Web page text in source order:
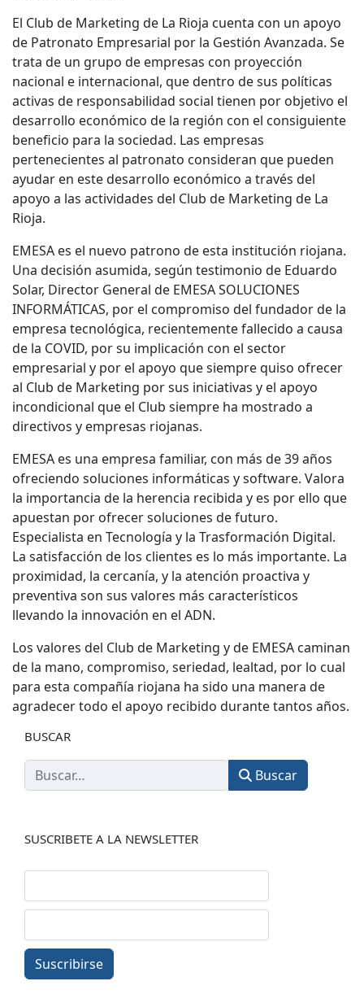
El Club de Marketing de La Rioja cuenta con un apoyo
de Patronato Empresarial por la Gestión Avanzada. Se
trata de un grupo de empresas con proyección
nacional e internacional, que dentro de sus políticas
activas de responsabilidad social tienen por objetivo el
desarrollo económico de la región con el consiguiente
beneficio para la sociedad. Las empresas
pertenecientes al patronato consideran que pueden
ayudar en este desarrollo económico a través del
apoyo a las actividades del Club de Marketing de La
Rioja.
EMESA es el nuevo patrono de esta institución riojana.
Una decisión asumida, según testimonio de Eduardo
Solar, Director General de EMESA SOLUCIONES
INFORMÁTICAS, por el compromiso del fundador de la
empresa tecnológica, recientemente fallecido a causa
de la COVID, por su implicación con el sector
empresarial y por el apoyo que siempre quiso ofrecer
al Club de Marketing por sus iniciativas y el apoyo
incondicional que el Club siempre ha mostrado a
directivos y empresas riojanas.
EMESA es una empresa familiar, con más de 39 años
ofreciendo soluciones informáticas y software. Valora
la importancia de la herencia recibida y es por ello que
apuestan por ofrecer soluciones de futuro.
Especialista en Tecnología y la Trasformación Digital.
La satisfacción de los clientes es lo más importante. La
proximidad, la cercanía, y la atención proactiva y
preventiva son sus valores más característicos
llevando la innovación en el ADN.
Los valores del Club de Marketing y de EMESA caminan
de la mano, compromiso, seriedad, lealtad, por lo cual
para esta compañía riojana ha sido una manera de
agradecer todo el apoyo recibido durante tantos años.
BUSCAR
Buscar
SUSCRIBETE A LA NEWSLETTER